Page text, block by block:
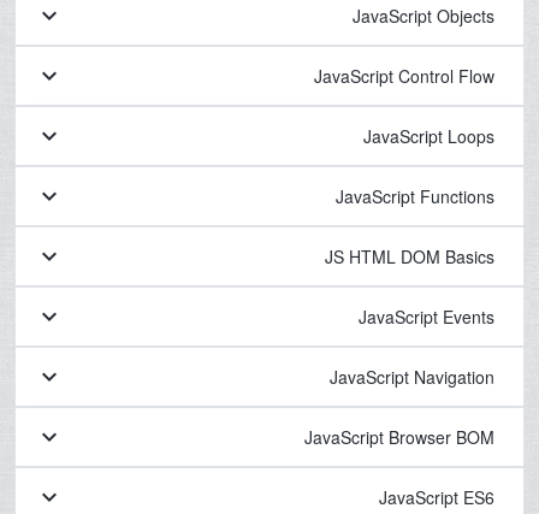
JavaScript Objects
keyboard_arrow_down
JavaScript Control Flow
keyboard_arrow_down
JavaScript Loops
keyboard_arrow_down
JavaScript Functions
keyboard_arrow_down
JS HTML DOM Basics
keyboard_arrow_down
JavaScript Events
keyboard_arrow_down
JavaScript Navigation
keyboard_arrow_down
JavaScript Browser BOM
keyboard_arrow_down
JavaScript ES6
keyboard_arrow_down